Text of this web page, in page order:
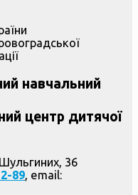
навчальний
центр дитячої
36
89, email: